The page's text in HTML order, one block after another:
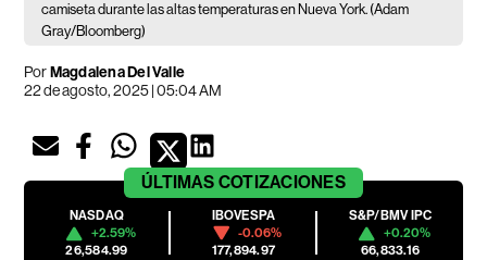
camiseta durante las altas temperaturas en Nueva York. (Adam
Gray/Bloomberg)
PorMagdalena Del Valle
22 de agosto, 2025 | 05:04 AM
ÚLTIMAS COTIZACIONES
NASDAQ
+2.59%
26,584.99
IBOVESPA
-0.06%
177,894.97
S&P/BMV IPC
+0.20%
66,833.16